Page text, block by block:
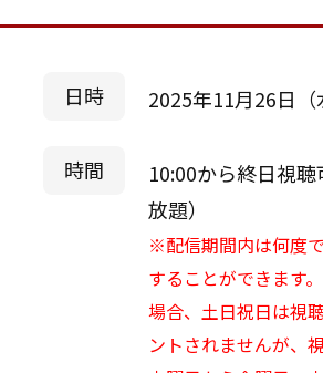
日時 2025年11月26日（
時間
10:00から終日視
放題）
※配信期間内は何度
することができます
場合、土日祝日は視
ントされませんが、